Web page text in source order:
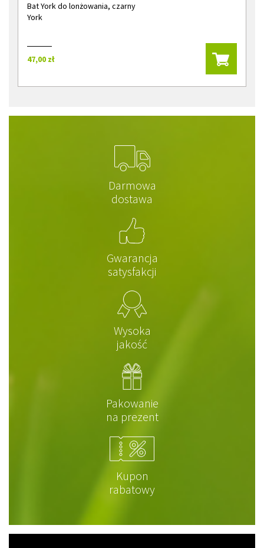
Bat York do lonżowania, czarny
York
47,00 zł
Darmowa
dostawa
Gwarancja
satysfakcji
Wysoka
jakość
Pakowanie
na prezent
Kupon
rabatowy